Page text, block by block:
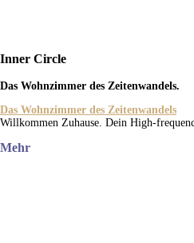
Inner Circle
Das Wohnzimmer des Zeitenwandels.
Das Wohnzimmer des Zeitenwandels
Willkommen Zuhause. Dein High-
Mehr